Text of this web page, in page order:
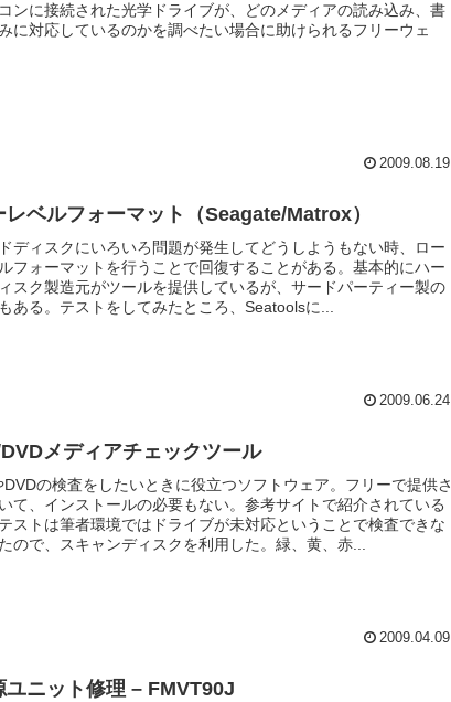
ンに接続された光学ドライブが、どのメディアの読み込み、書
に対応しているのかを調べたい場合に助けられるフリーウェ
2009.08.19
レベルフォーマット（Seagate/Matrox）
ディスクにいろいろ問題が発生してどうしようもない時、ロー
フォーマットを行うことで回復することがある。基本的にハー
スク製造元がツールを提供しているが、サードパーティー製の
ある。テストをしてみたところ、Seatoolsに...
2009.06.24
メディアチェックツール
DVDの検査をしたいときに役立つソフトウェア。フリーで提供さ
て、インストールの必要もない。参考サイトで紹介されている
ストは筆者環境ではドライブが未対応ということで検査できな
ので、スキャンディスクを利用した。緑、黄、赤...
2009.04.09
ユニット修理 – FMVT90J